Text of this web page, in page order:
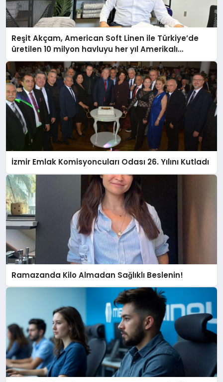
Reşit Akçam, American Soft Linen ile Türkiye’de
üretilen 10 milyon havluyu her yıl Amerikalı
tüketicilerle buluşturuyor
İzmir Emlak Komisyoncuları Odası 26. Yılını Kutladı
Ramazanda Kilo Almadan Sağlıklı Beslenin!